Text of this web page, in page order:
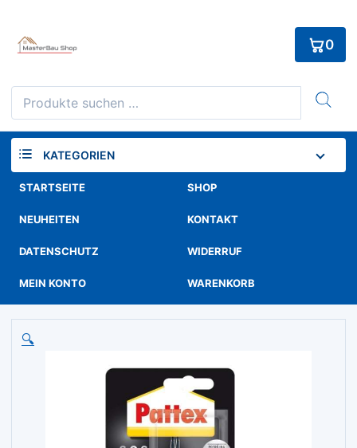
content
Suchen
nach:
0
KATEGORIEN
STARTSEITE SHOP
NEUHEITEN KONTAKT
DATENSCHUTZ WIDERRUF
MEIN KONTO WARENKORB
🔍